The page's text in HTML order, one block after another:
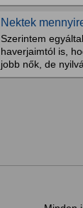
Nektek
Szerintem
haverjaimtól is,
jobb nők, de